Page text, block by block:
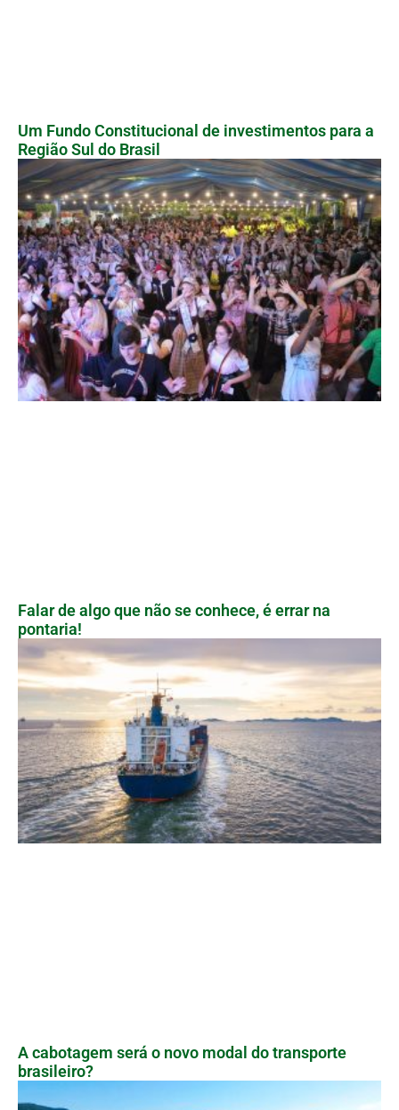
Um Fundo Constitucional de investimentos para a
Região Sul do Brasil
Falar de algo que não se conhece, é errar na
pontaria!
A cabotagem será o novo modal do transporte
brasileiro?